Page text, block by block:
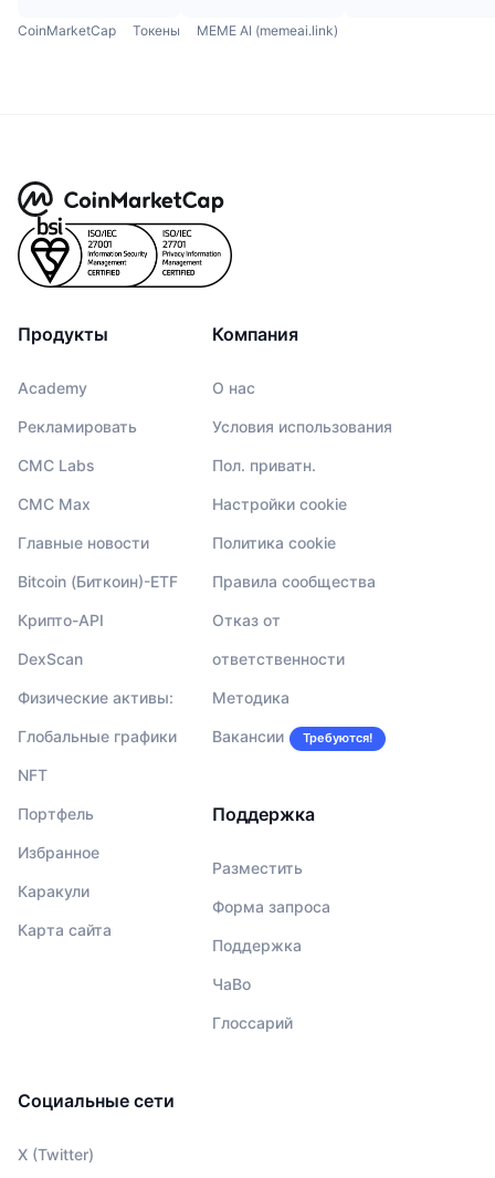
CoinMarketCap Токены MEME AI (memeai.link)
Продукты
Academy
Рекламировать
CMC Labs
CMC Max
Главные новости
Bitcoin (Биткоин)-ETF
Крипто-API
DexScan
Физические активы:
Глобальные графики
NFT
Портфель
Избранное
Каракули
Карта сайта
Компания
О нас
Условия использования
Пол. приватн.
Настройки cookie
Политика cookie
Правила сообщества
Отказ от
ответственности
Методика
Вакансии Требуются!
Поддержка
Разместить
Форма запроса
Поддержка
ЧаВо
Глоссарий
Социальные сети
X (Twitter)